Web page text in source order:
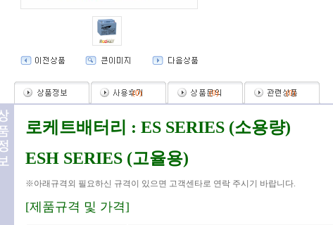
(0) (0) (0)
로케트배터리 : ES SERIES (소용량)
ESH SERIES (고율용)
※아래규격외 필요하신 규격이 있으면 고객센타로 연락 주시기 바랍니다.
[제품규격 및 가격]